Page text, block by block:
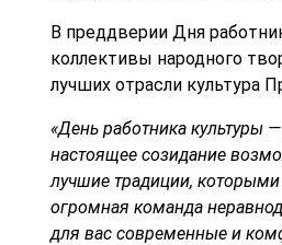
В преддверии Дня
коллективы народного
лучших отрасли культура
«День работника культуры
настоящее созидание
лучшие традиции, которыми
огромная команда
для вас современные и